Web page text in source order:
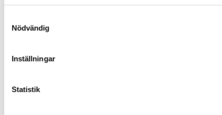
Nödvändig
Inställningar
Statistik